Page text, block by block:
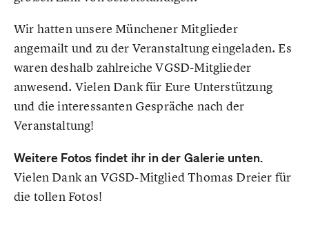
Wir hatten unsere Münchener Mitglieder
angemailt und zu der Veranstaltung eingeladen. Es
waren deshalb zahlreiche VGSD-Mitglieder
anwesend. Vielen Dank für Eure Unterstützung
und die interessanten Gespräche nach der
Veranstaltung!
Weitere Fotos findet ihr in der Galerie unten.
Vielen Dank an VGSD-Mitglied Thomas Dreier für
die tollen Fotos!